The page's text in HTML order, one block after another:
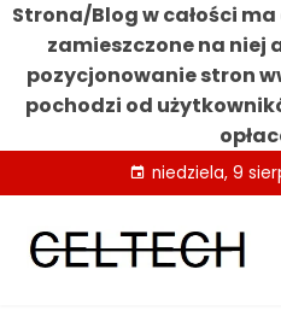
Strona/Blog w całości
zamieszczone na niej
pozycjonowanie stron
pochodzi od
to
content
niedziela, 9